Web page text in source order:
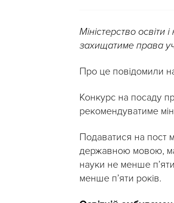
Міністерство
захищатиме права
Про це повідомили
Конкурс на посаду
рекомендуватиме
Подаватися на пост
державною мовою,
науки не менше
менше п’яти років.